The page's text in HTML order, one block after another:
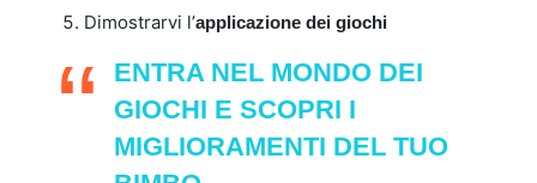
Dimostrarvi l’applicazione dei giochi
ENTRA NEL MONDO DEI
GIOCHI E SCOPRI I
MIGLIORAMENTI DEL TUO